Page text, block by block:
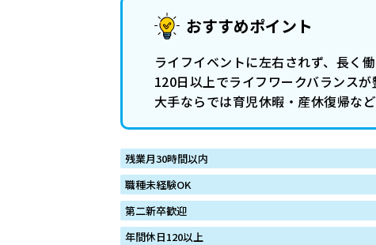
おすすめポイント
ライフイベントに左右されず、長く
120日以上でライフワークバランス
大手ならでは育児休暇・産休復帰な
残業月30時間以内
職種未経験OK
第二新卒歓迎
年間休日120以上